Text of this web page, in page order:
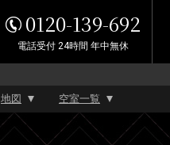
0120-139-692
電話受付 24時間 年中無休
地図 空室一覧